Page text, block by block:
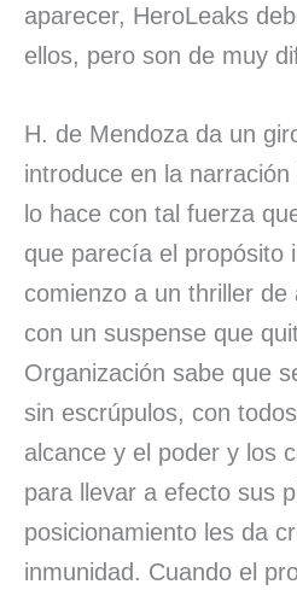
aparecer, HeroLeaks
ellos, pero son de muy
H. de Mendoza da un
introduce en la
lo hace con tal fuerza
que parecía el propósito
comienzo a un thriller
con un suspense que
Organización sabe que
sin escrúpulos, con
alcance y el poder y los
para llevar a efecto sus
posicionamiento les da
inmunidad. Cuando el